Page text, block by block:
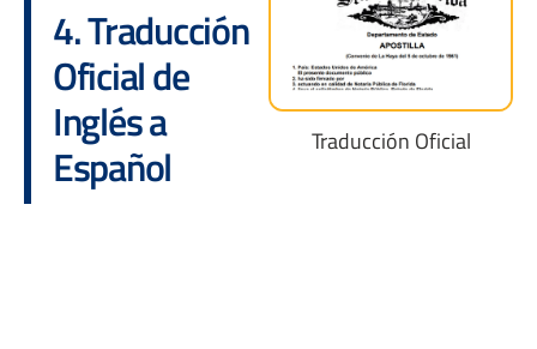
4. Traducción
Oficial de
Inglés a
Español Traducción Oficial